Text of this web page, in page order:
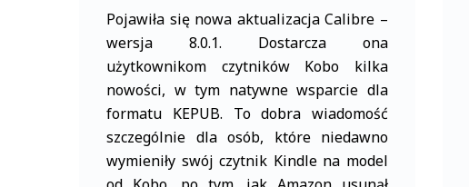
Pojawiła się nowa aktualizacja Calibre –
wersja 8.0.1. Dostarcza ona
użytkownikom czytników Kobo kilka
nowości, w tym natywne wsparcie dla
formatu KEPUB. To dobra wiadomość
szczególnie dla osób, które niedawno
wymieniły swój czytnik Kindle na model